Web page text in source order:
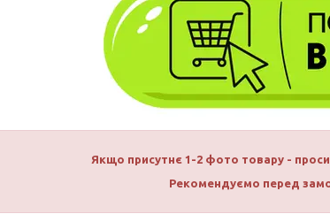
Якщо присутнє 1-2 фото товару -
Рекомендуємо перед